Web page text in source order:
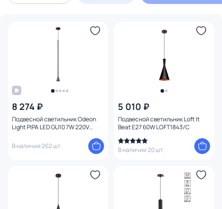
8 274 ₽
Подвесной светильник Odeon
Light PIPA LED GU10 7W 220V
В наличии 262 шт.
5 010 ₽
Подвесной светильник Loft It
Beat E27 60W LOFT1843/C
В наличии 20 шт.
Дизайнерский свет 1101
Доставка
Цена
До